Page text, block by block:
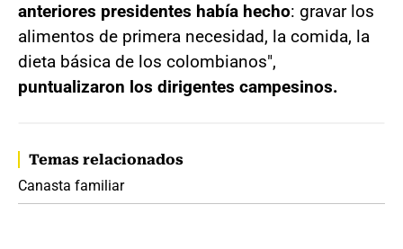
anteriores presidentes había hecho: gravar los
alimentos de primera necesidad, la comida, la
dieta básica de los colombianos",
puntualizaron los dirigentes campesinos.
Temas relacionados
Canasta familiar